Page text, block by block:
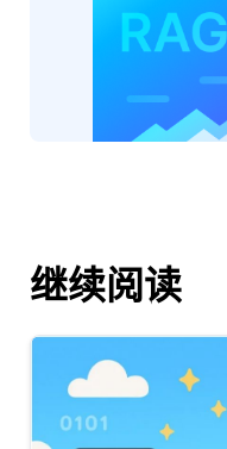
继续阅读